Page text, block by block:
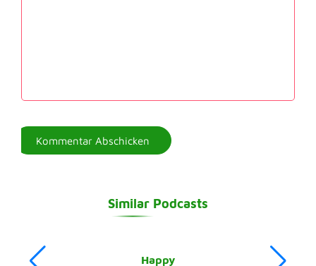
Similar Podcasts
Happy